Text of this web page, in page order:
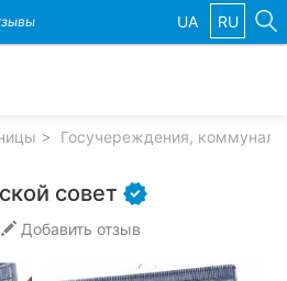
UA RU
Госучереждения,
совет
Добавить отзыв